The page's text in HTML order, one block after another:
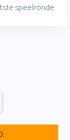
speelronde